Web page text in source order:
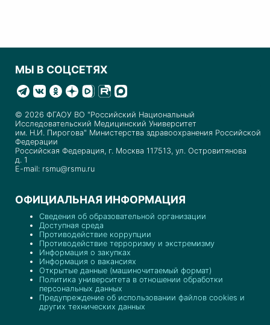
МЫ В СОЦСЕТЯХ
© 2026 ФГАОУ ВО "Российский Национальный
Исследовательский Медицинский Университет
им. Н.И. Пирогова" Министерства здравоохранения Российской
Федерации
Российская Федерация, г. Москва 117513, ул. Островитянова
д. 1
E-mail: rsmu@rsmu.ru
ОФИЦИАЛЬНАЯ ИНФОРМАЦИЯ
Сведения об образовательной организации
Доступная среда
Противодействие коррупции
Противодействие терроризму и экстремизму
Информация о закупках
Информация о вакансиях
Открытые данные (машиночитаемый формат)
Политика университета в отношении обработки
персональных данных
Предупреждение об использовании файлов cookies и
других технических данных